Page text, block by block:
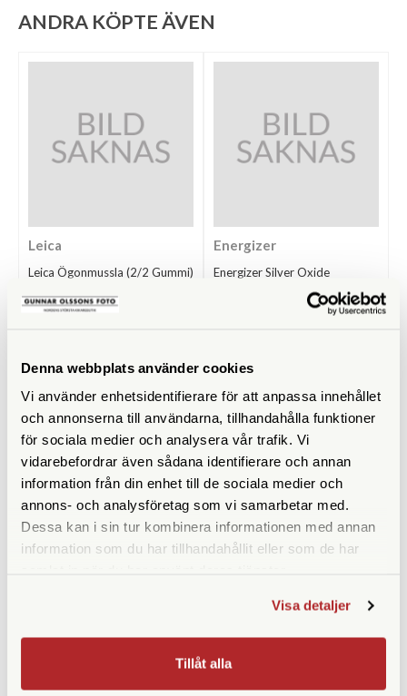
Denna webbplats använder cookies
Vi använder enhetsidentifierare för att anpassa innehållet
och annonserna till användarna, tillhandahålla funktioner
för sociala medier och analysera vår trafik. Vi
vidarebefordrar även sådana identifierare och annan
information från din enhet till de sociala medier och
annons- och analysföretag som vi samarbetar med.
Dessa kan i sin tur kombinera informationen med annan
information som du har tillhandahållit eller som de har
Visa detaljer
Tillåt alla
ANDRA KÖPTE ÄVEN
Leica
Leica Ögonmussla (2/2 Gummi)
Finns i lager
LÄS MER
KÖP
Energizer
Energizer Silver Oxide
KÖP
89 SEK